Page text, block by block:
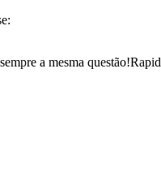
a mesma